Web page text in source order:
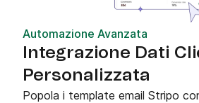
Automazione Avanzata
Integrazione Dati
Personalizzata
Popola i template email Stripo